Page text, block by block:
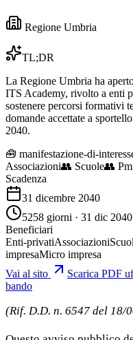
Regione Umbria
TL;DR
La Regione Umbria ha
ITS Academy, rivolto a enti
sostenere percorsi formativi
domande accettate a
2040.
🧰 manifestazione-di-
Associazioni👥 Scuole👥
Scadenza
31 dicembre 2040
5258 giorni · 31 dic 2040
Beneficiari
Enti-privatiAssociazioni
impresaMicro impresa
Vai al sito
Scarica PDF
bando
(Rif. D.D. n. 6547 del 18/